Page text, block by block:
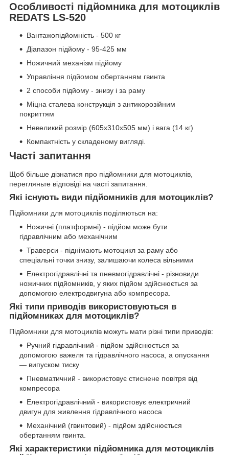
Особливості підйомника для мотоциклів
REDATS LS-520
Вантажопідйомність - 500 кг
Діапазон підйому - 95-425 мм
Ножичний механізм підйому
Управління підйомом обертанням гвинта
2 способи підйому - знизу і за раму
Міцна сталева конструкція з антикорозійним
покриттям
Невеликий розмір (605x310x505 мм) і вага (14 кг)
Компактність у складеному вигляді.
Часті запитання
Щоб більше дізнатися про підйомники для мотоциклів,
перегляньте відповіді на часті запитання.
Які існують види підйомників для мотоциклів?
Підйомники для мотоциклів поділяються на:
Ножичні (платформні) - підйом може бути
гідравлічним або механічним
Траверси - піднімають мотоцикл за раму або
спеціальні точки знизу, залишаючи колеса вільними
Електрогідравлічні та пневмогідравлічні - різновиди
ножичних підйомників, у яких підйом здійснюється за
допомогою електродвигуна або компресора.
Які типи приводів використовуються в
підйомниках для мотоциклів?
Підйомники для мотоциклів можуть мати різні типи приводів:
Ручний гідравлічний - підйом здійснюється за
допомогою важеля та гідравлічного насоса, а опускання
— випуском тиску
Пневматичний - використовує стиснене повітря від
компресора
Електрогідравлічний - використовує електричний
двигун для живлення гідравлічного насоса
Механічний (гвинтовий) - підйом здійснюється
обертанням гвинта.
Які характеристики підйомника для мотоциклів